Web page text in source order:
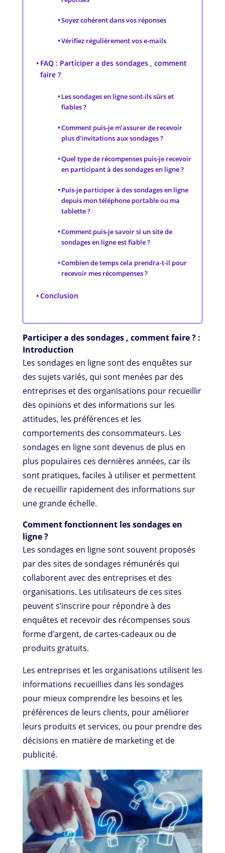
Soyez cohérent dans vos réponses
Vérifiez régulièrement vos e-mails
FAQ : Participer a des sondages , comment
faire ?
Les sondages en ligne sont-ils sûrs et
fiables ?
Comment puis-je m’assurer de recevoir
plus d’invitations aux sondages ?
Quel type de récompenses puis-je recevoir
en participant à des sondages en ligne ?
Puis-je participer à des sondages en ligne
depuis mon téléphone portable ou ma
tablette ?
Comment puis-je savoir si un site de
sondages en ligne est fiable ?
Combien de temps cela prendra-t-il pour
recevoir mes récompenses ?
Conclusion
Participer a des sondages , comment faire ? :
Introduction
Les sondages en ligne sont des enquêtes sur
des sujets variés, qui sont menées par des
entreprises et des organisations pour recueillir
des opinions et des informations sur les
attitudes, les préférences et les
comportements des consommateurs. Les
sondages en ligne sont devenus de plus en
plus populaires ces dernières années, car ils
sont pratiques, faciles à utiliser et permettent
de recueillir rapidement des informations sur
une grande échelle.
Comment fonctionnent les sondages en
ligne ?
Les sondages en ligne sont souvent proposés
par des sites de sondages rémunérés qui
collaborent avec des entreprises et des
organisations. Les utilisateurs de ces sites
peuvent s’inscrire pour répondre à des
enquêtes et recevoir des récompenses sous
forme d’argent, de cartes-cadeaux ou de
produits gratuits.
Les entreprises et les organisations utilisent les
informations recueillies dans les sondages
pour mieux comprendre les besoins et les
préférences de leurs clients, pour améliorer
leurs produits et services, ou pour prendre des
décisions en matière de marketing et de
publicité.